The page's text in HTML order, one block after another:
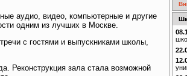
аудио, видео, компьютерные и другие
одним из лучших в Москве.
с гостями и выпускниками школы,
Реконструкция зала стала возможной